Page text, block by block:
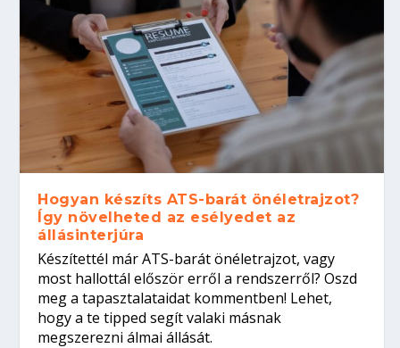
Hogyan készíts ATS-barát önéletrajzot?
Így növelheted az esélyedet az
állásinterjúra
Készítettél már ATS-barát önéletrajzot, vagy
most hallottál először erről a rendszerről? Oszd
meg a tapasztalataidat kommentben! Lehet,
hogy a te tipped segít valaki másnak
megszerezni álmai állását.